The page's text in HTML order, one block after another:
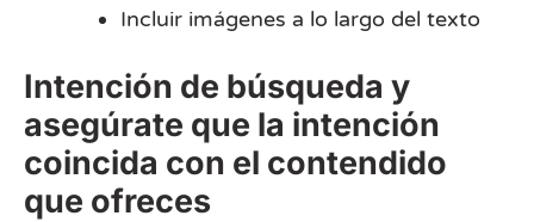
Incluir imágenes a lo largo del texto
Intención de búsqueda y
asegúrate que la intención
coincida con el contendido
que ofreces